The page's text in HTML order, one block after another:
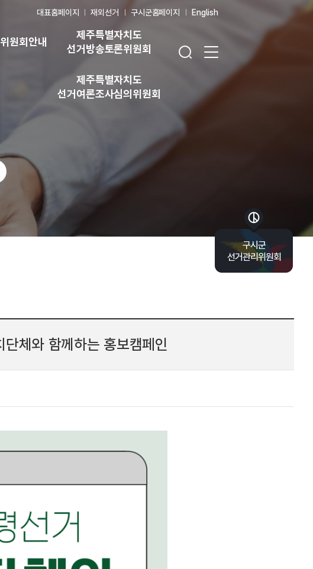
대표홈페이지 재외선거 구시군홈페이지 English
위원회안내
제주특별자치도
선거방송토론위원회
제주특별자치도
선거여론조사심의위원회
체와 함께하는 홍보캠페인
구시군
선거관리위원회
바로가기 목록 열기